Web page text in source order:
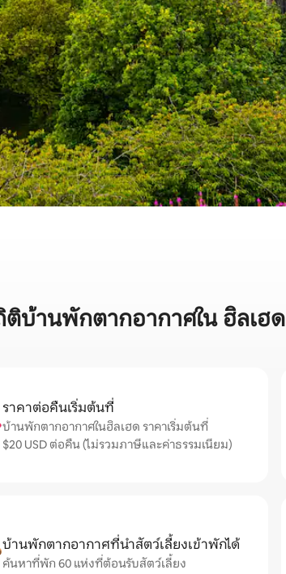
ติบ้านพักตากอากาศใน ฮิลเฮด
ราคาต่อคืนเริ่มต้นที่
บ้านพักตากอากาศในฮิลเฮด ราคาเริ่มต้นที่
$20 USD ต่อคืน (ไม่รวมภาษีและค่าธรรมเนียม)
บ้านพักตากอากาศที่นำสัตว์เลี้ยงเข้าพักได้
ค้นหาที่พัก 60 แห่งที่ต้อนรับสัตว์เลี้ยง